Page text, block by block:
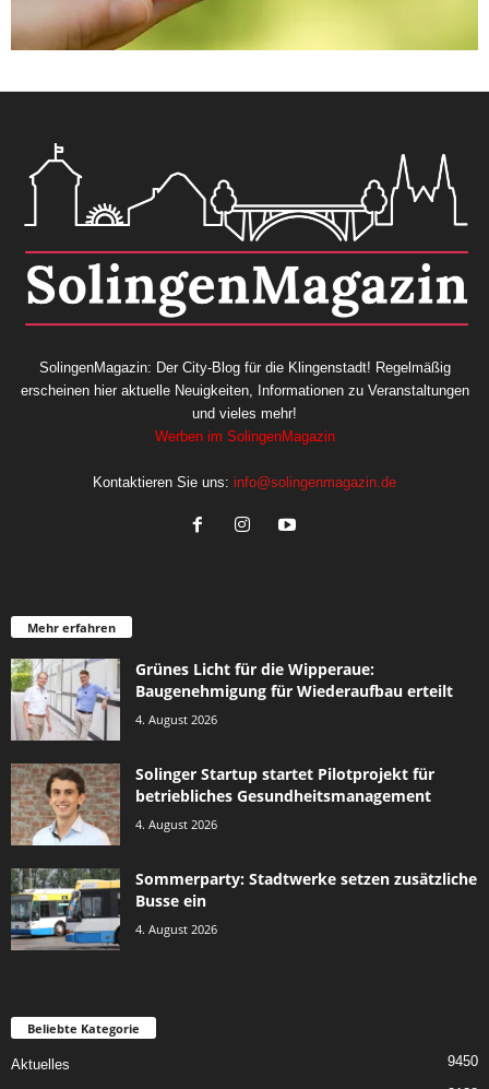
SolingenMagazin: Der City-Blog für die Klingenstadt! Regelmäßig
erscheinen hier aktuelle Neuigkeiten, Informationen zu Veranstaltungen
und vieles mehr!
Werben im SolingenMagazin
Kontaktieren Sie uns: info@solingenmagazin.de
Mehr erfahren
Grünes Licht für die Wipperaue:
Baugenehmigung für Wiederaufbau erteilt
4. August 2026
Solinger Startup startet Pilotprojekt für
betriebliches Gesundheitsmanagement
4. August 2026
Sommerparty: Stadtwerke setzen zusätzliche
Busse ein
4. August 2026
Beliebte Kategorie
Aktuelles
9450